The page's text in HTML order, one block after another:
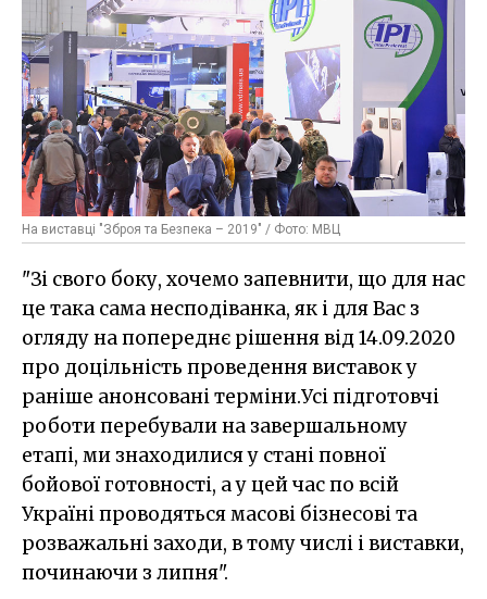
На виставці "Зброя та Безпека – 2019" / Фото: МВЦ
"Зі свого боку, хочемо запевнити, що для нас
це така сама несподіванка, як і для Вас з
огляду на попереднє рішення від 14.09.2020
про доцільність проведення виставок у
раніше анонсовані терміни.Усі підготовчі
роботи перебували на завершальному
етапі, ми знаходилися у стані повної
бойової готовності, а у цей час по всій
Україні проводяться масові бізнесові та
розважальні заходи, в тому числі і виставки,
починаючи з липня".